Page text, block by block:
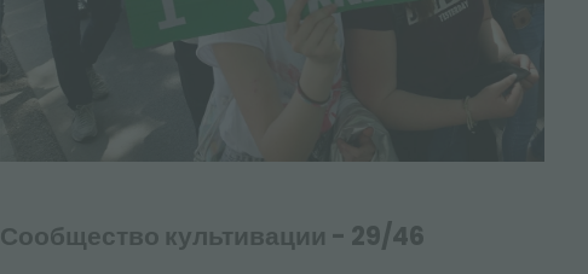
Сообщество культивации - 29/46